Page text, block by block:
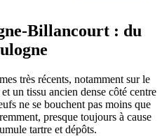
Billancourt : du
très récents, notamment sur le
un tissu ancien dense côté centre
ne se bouchent pas moins que
presque toujours à cause
tartre et dépôts.